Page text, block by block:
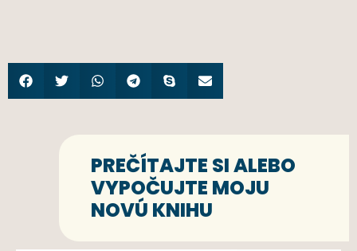
PREČÍTAJTE SI ALEBO
VYPOČUJTE MOJU
NOVÚ KNIHU